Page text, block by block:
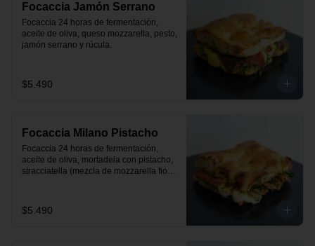
Focaccia Jamón Serrano
Focaccia 24 horas de fermentación,
aceite de oliva, queso mozzarella, pesto,
jamón serrano y rúcula.
$5.490
Focaccia Milano Pistacho
Focaccia 24 horas de fermentación,
aceite de oliva, mortadela con pistacho,
stracciatella (mezcla de mozzarella fior
$5.490